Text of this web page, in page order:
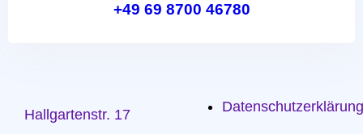
+49 69 8700 46780
Hallgartenstr. 17 Datenschutzerklärung